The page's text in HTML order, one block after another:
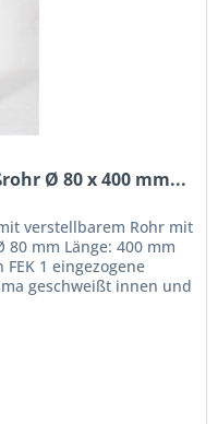
Ø 80 x 400 mm...
verstellbarem Rohr mit
mm Länge: 400 mm
1 eingezogene
geschweißt innen und